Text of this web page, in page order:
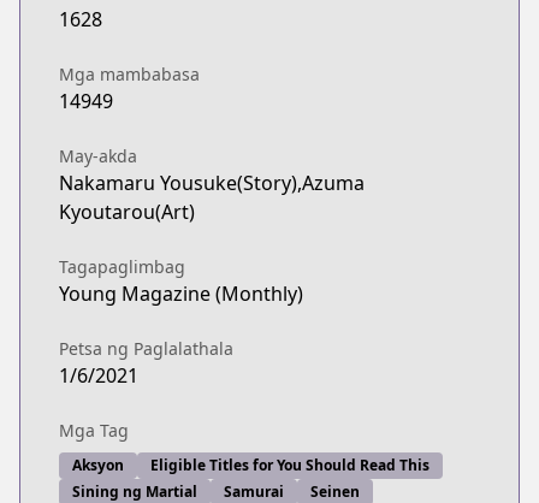
1628
Mga mambabasa
14949
May-akda
Nakamaru Yousuke(Story),Azuma
Kyoutarou(Art)
Tagapaglimbag
Young Magazine (Monthly)
Petsa ng Paglalathala
1/6/2021
Mga Tag
Aksyon
Eligible Titles for You Should Read This
Sining ng Martial
Samurai Seinen